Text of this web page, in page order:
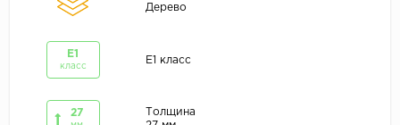
Дерево
E1
класс
E1 класс
27
Толщина